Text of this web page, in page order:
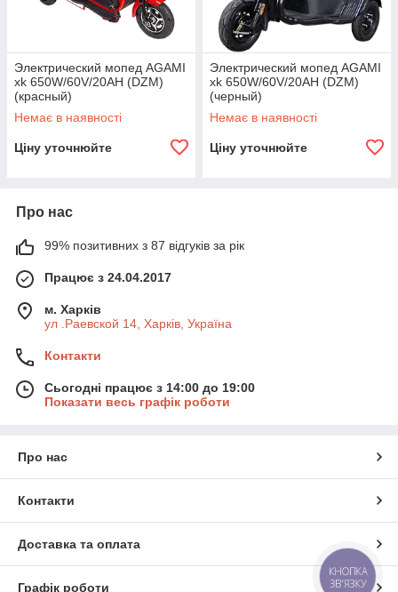
Электрический мопед AGAMI
xk 650W/60V/20AH (DZM)
(красный)
Немає в наявності
Ціну уточнюйте
Электрический мопед AGAMI
xk 650W/60V/20AH (DZM)
(черный)
Немає в наявності
Ціну уточнюйте
Про нас
99% позитивних з 87 відгуків за рік
Працює з 24.04.2017
м. Харків
ул .Раевской 14, Харків, Україна
Контакти
Сьогодні працює з 14:00 до 19:00
Показати весь графік роботи
Про нас
Контакти
Доставка та оплата
Графік роботи
КНОПКА
ЗВ'ЯЗКУ